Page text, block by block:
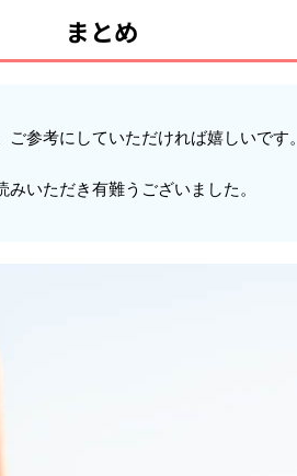
まとめ
参考にしていただければ嬉しいです。
いただき有難うございました。